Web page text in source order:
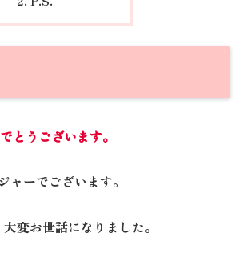
とうございます。
ーでございます。
変お世話になりました。